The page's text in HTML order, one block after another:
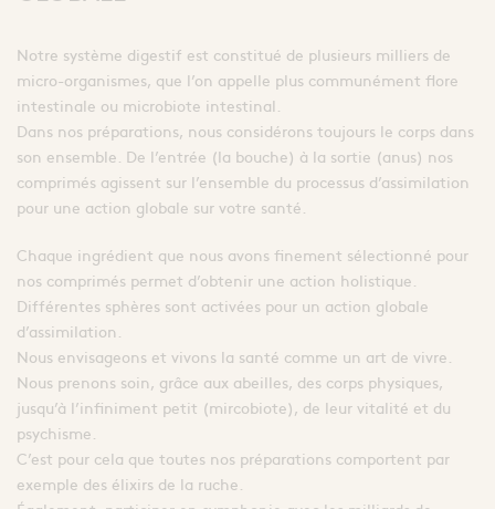
Notre système digestif est constitué de plusieurs milliers de
micro-organismes, que l’on appelle plus communément flore
intestinale ou microbiote intestinal.
Dans nos préparations, nous considérons toujours le corps dans
son ensemble. De l’entrée (la bouche) à la sortie (anus) nos
comprimés agissent sur l’ensemble du processus d’assimilation
pour une action globale sur votre santé.
Chaque ingrédient que nous avons finement sélectionné pour
nos comprimés permet d’obtenir une action holistique.
Différentes sphères sont activées pour un action globale
d’assimilation.
Nous envisageons et vivons la santé comme un art de vivre.
Nous prenons soin, grâce aux abeilles, des corps physiques,
jusqu’à l’infiniment petit (mircobiote), de leur vitalité et du
psychisme.
C’est pour cela que toutes nos préparations comportent par
exemple des élixirs de la ruche.